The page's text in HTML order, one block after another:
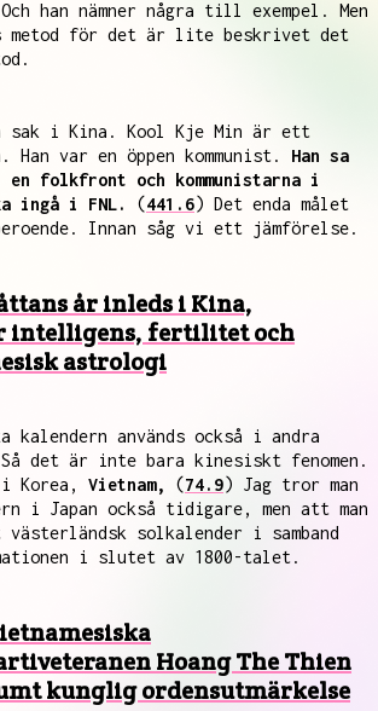
han nämner några till exempel. Men
metod för det är lite beskrivet det
sak i Kina. Kool Kje Min är ett
Han var en öppen kommunist. Han sa
folkfront och kommunistarna i
ingå i FNL.
(441.6) Det enda målet
Innan såg vi ett jämförelse.
år inleds i Kina,
intelligens, fertilitet och
astrologi
kalendern används också i andra
det är inte bara kinesiskt fenomen.
Korea, Vietnam, (74.9) Jag tror man
i Japan också tidigare, men att man
solkalender i samband
i slutet av 1800-talet.
Hoang The Thien
kunglig ordensutmärkelse